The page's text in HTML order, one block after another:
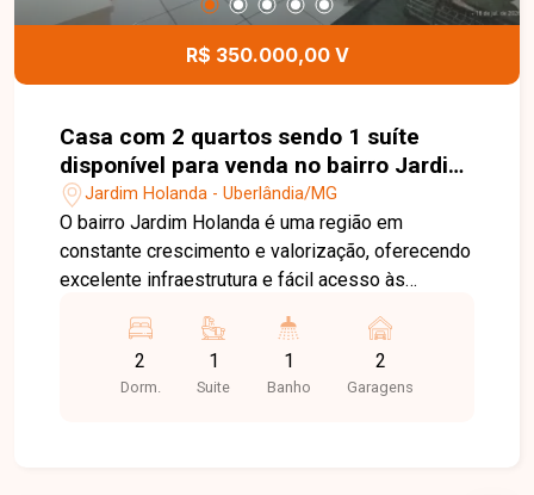
informações e agende uma visita para conhecer
esta excelente oportunidade.
R$ 350.000,00 V
Casa com 2 quartos sendo 1 suíte
disponível para venda no bairro Jardim
Holanda em Uberlândia-MG
Jardim Holanda - Uberlândia/MG
O bairro Jardim Holanda é uma região em
constante crescimento e valorização, oferecendo
excelente infraestrutura e fácil acesso às
supermercados, escolas, farmácias, comércios e
diversos serviços, o bairro proporciona
praticidade, tranquilidade e qualidade de vida
2
Dorm.
1
Suite
1
Banho
2
Garagens